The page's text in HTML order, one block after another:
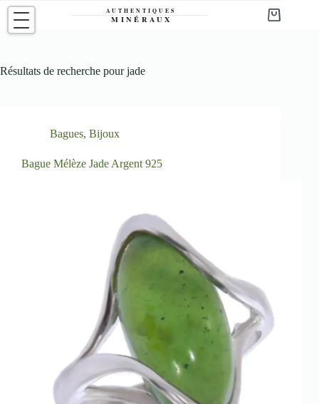
Passer
contenu
Panier
Résultats de recherche pour jade
Bagues, Bijoux
Bague Mélèze Jade Argent 925